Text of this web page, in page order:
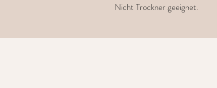
Nicht Trockner geeignet.